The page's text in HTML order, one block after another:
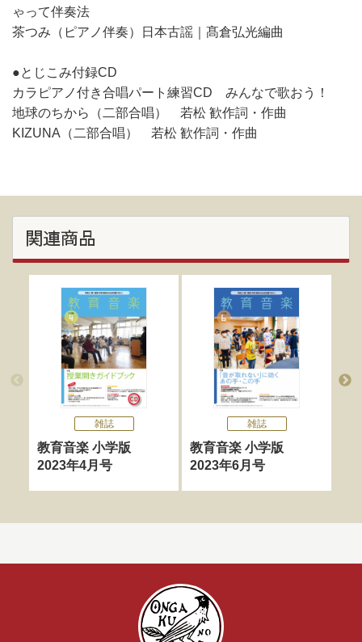
ゃって伴奏法
茶つみ（ピアノ伴奏）日本古謡｜髙倉弘光編曲
●とじこみ付録CD
カラピアノ付き合唱パート練習CD みんなで歌おう！
地球のちから（二部合唱） 若松 歓作詞・作曲
KIZUNA（二部合唱） 若松 歓作詞・作曲
関連商品
雑誌
教育音楽 小学版
2023年4月号
雑誌
教育音楽 小学版
2023年6月号